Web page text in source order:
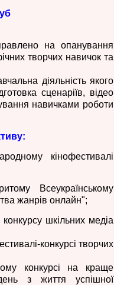
на опанування
творчих навичок та
діяльність якого
сценаріїв, відео
навичками роботи
кінофестивалі
Всеукраїнському
жанрів онлайн";
шкільних медіа
конкурсі творчих
конкурсі на краще
з життя успішної